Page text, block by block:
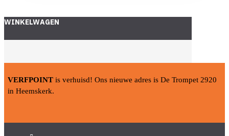
WINKELWAGEN
VERFPOINT is verhuisd! Ons nieuwe adres is De Trompet 2920
in Heemskerk.